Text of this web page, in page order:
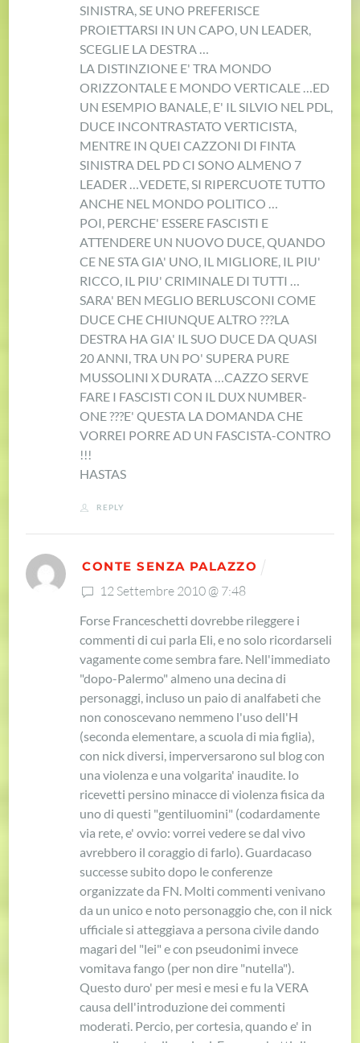
SINISTRA, SE UNO PREFERISCE
PROIETTARSI IN UN CAPO, UN LEADER,
SCEGLIE LA DESTRA …
LA DISTINZIONE E' TRA MONDO
ORIZZONTALE E MONDO VERTICALE … ED
UN ESEMPIO BANALE, E' IL SILVIO NEL PDL,
DUCE INCONTRASTATO VERTICISTA,
MENTRE IN QUEI CAZZONI DI FINTA
SINISTRA DEL PD CI SONO ALMENO 7
LEADER …VEDETE, SI RIPERCUOTE TUTTO
ANCHE NEL MONDO POLITICO …
POI, PERCHE' ESSERE FASCISTI E
ATTENDERE UN NUOVO DUCE, QUANDO
CE NE STA GIA' UNO, IL MIGLIORE, IL PIU'
RICCO, IL PIU' CRIMINALE DI TUTTI …
SARA' BEN MEGLIO BERLUSCONI COME
DUCE CHE CHIUNQUE ALTRO ???LA
DESTRA HA GIA' IL SUO DUCE DA QUASI
20 ANNI, TRA UN PO' SUPERA PURE
MUSSOLINI X DURATA …CAZZO SERVE
FARE I FASCISTI CON IL DUX NUMBER-
ONE ???E' QUESTA LA DOMANDA CHE
VORREI PORRE AD UN FASCISTA-CONTRO
!!!
HASTAS
REPLY
CONTE SENZA PALAZZO
12 Settembre 2010 @ 7:48
Forse Franceschetti dovrebbe rileggere i
commenti di cui parla Eli, e no solo ricordarseli
vagamente come sembra fare. Nell'immediato
"dopo-Palermo" almeno una decina di
personaggi, incluso un paio di analfabeti che
non conoscevano nemmeno l'uso dell'H
(seconda elementare, a scuola di mia figlia),
con nick diversi, imperversarono sul blog con
una violenza e una volgarita' inaudite. Io
ricevetti persino minacce di violenza fisica da
uno di questi "gentiluomini" (codardamente
via rete, e' ovvio: vorrei vedere se dal vivo
avrebbero il coraggio di farlo). Guardacaso
successe subito dopo le conferenze
organizzate da FN. Molti commenti venivano
da un unico e noto personaggio che, con il nick
ufficiale si atteggiava a persona civile dando
magari del "lei" e con pseudonimi invece
vomitava fango (per non dire "nutella").
Questo duro' per mesi e mesi e fu la VERA
causa dell'introduzione dei commenti
moderati. Percio, per cortesia, quando e' in